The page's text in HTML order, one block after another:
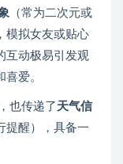
（常为二次元或
，模拟女友或贴心
互动极易引发观
喜爱。
也传递了 天气信
提醒），具备一